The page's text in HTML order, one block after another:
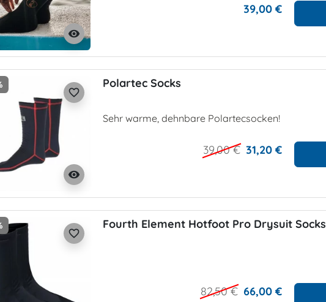
visibility
39,00 €
visibility
favorite_border
Polartec Socks
Sehr warme, dehnbare Polartecsocken!
39,00 € 31,20 €
favorite_border
Fourth Element Hotfoot Pro Drysuit Socks
82,50 € 66,00 €